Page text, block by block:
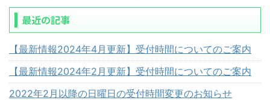
最近の記事
【最新情報2024年4月更新】受付時間についてのご案内
【最新情報2024年2月更新】受付時間についてのご案内
2022年2月以降の日曜日の受付時間変更のお知らせ